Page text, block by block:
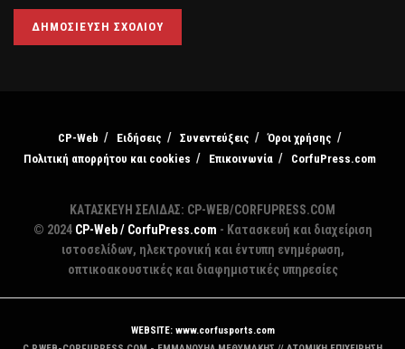
CP-Web Ειδήσεις Συνεντεύξεις
Όροι χρήσης
Πολιτική απορρήτου και cookies
Επικοινωνία CorfuPress.com
ΚΑΤΑΣΚΕΥΗ ΣΕΛΙΔΑΣ: CP-WEB/CORFUPRESS.COM
© 2024 CP-Web / CorfuPress.com - Κατασκευή και διαχείριση
ιστοσελίδων, ηλεκτρονική και έντυπη ενημέρωση,
οπτικοακουστικές και διαφημιστικές υπηρεσίες
WEBSITE: www.corfusports.com